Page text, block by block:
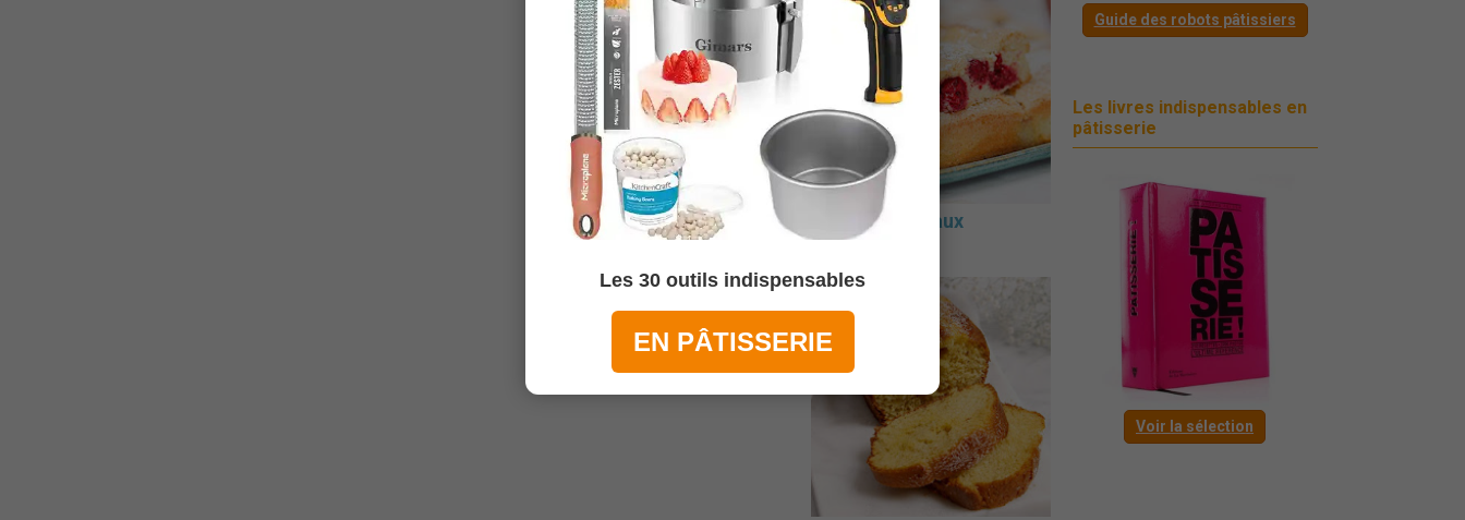
Gâteau léger aux
framboises
Guide des robots pâtissiers
Les livres indispensables en
pâtisserie
Voir la sélection
Les 30 outils indispensables
EN PÂTISSERIE